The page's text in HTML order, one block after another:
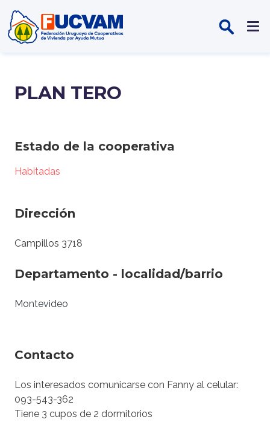
PLAN TERO
Estado de la cooperativa
Habitadas
Dirección
Campillos 3718
Departamento - localidad/barrio
Montevideo
Contacto
Los interesados comunicarse con Fanny al celular:
093-543-362
Tiene 3 cupos de 2 dormitorios